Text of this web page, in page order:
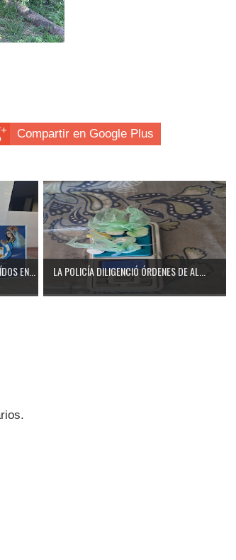
Compartir en Google Plus
EN... LA POLICÍA DILIGENCIÓ ÓRDENES DE AL...